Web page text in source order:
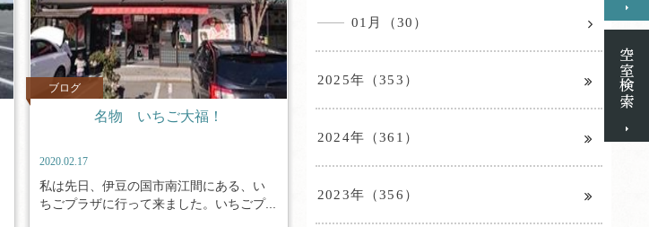
ブログ
名物 いちご大福！
2020.02.17
私は先日、伊豆の国市南江間にある、い
ちごプラザに行って来ました。いちごプ...
01月（30）
2025年（353）
2024年（361）
2023年（356）